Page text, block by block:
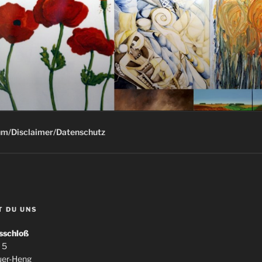
Disclaimer/Datenschutz
DU UNS
5
Heng